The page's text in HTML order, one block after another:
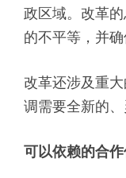
政区域。改革
的不平等，并
改革还涉及重
调需要全新的、
可以依赖的合